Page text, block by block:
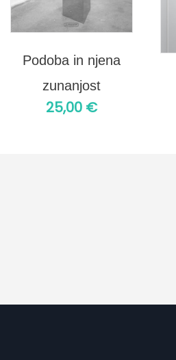
Podoba in njena
zunanjost
25,00 €